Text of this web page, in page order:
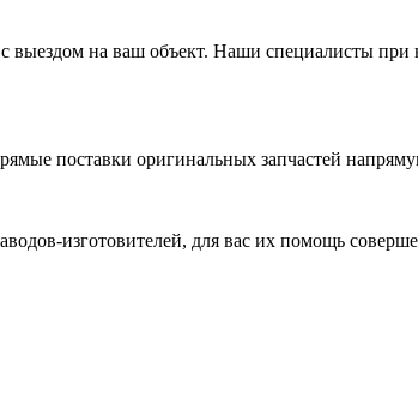
на ваш объект. Наши специалисты при
поставки оригинальных запчастей
изготовителей, для вас их помощь